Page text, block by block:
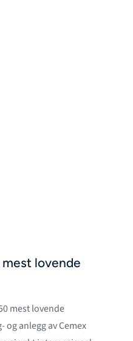
mest lovende
mest lovende
anlegg av Cemex